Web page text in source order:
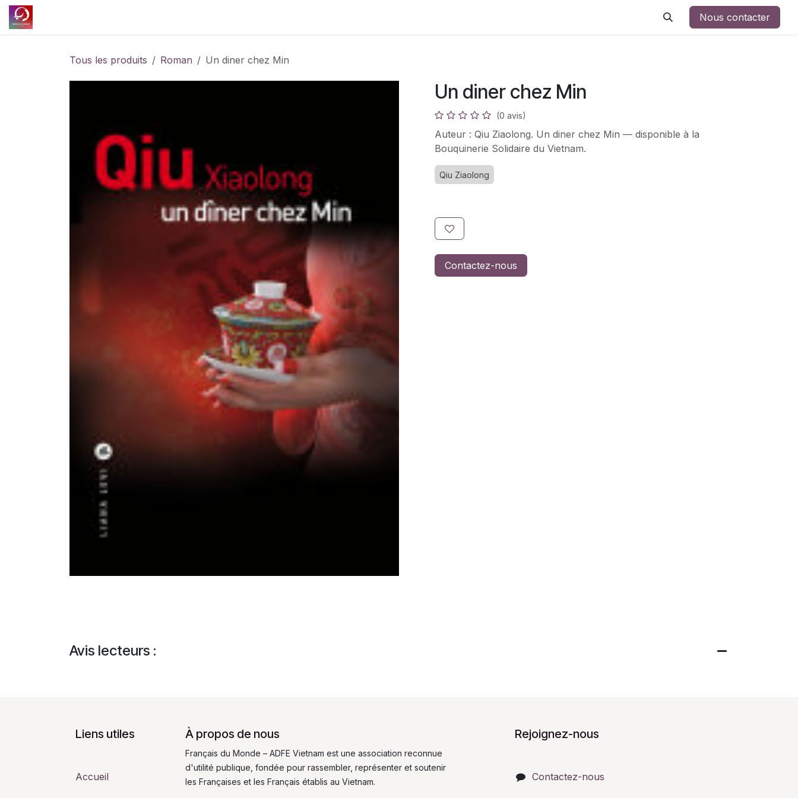
Se rendre au contenu
Nous contacter
Tous les produits Roman Un diner chez Min
Un diner chez Min
(0 avis)
Auteur : Qiu Ziaolong. Un diner chez Min — disponible à la
Bouquinerie Solidaire du Vietnam.
Qiu Ziaolong
Contactez-nous
Avis lecteurs :
Liens utiles
Accueil
À propos de nous
Français du Monde – ADFE Vietnam est une association reconnue
d'utilité publique, fondée pour rassembler, représenter et soutenir
les Françaises et les Français établis au Vietnam.
Rejoignez-nous
Contactez-nous